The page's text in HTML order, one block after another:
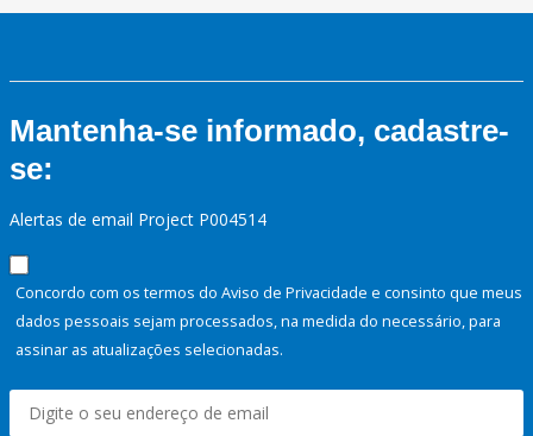
Mantenha-se informado, cadastre-
se:
Alertas de email Project P004514
Concordo com os termos do Aviso de Privacidade e consinto que meus
dados pessoais sejam processados, na medida do necessário, para
assinar as atualizações selecionadas.